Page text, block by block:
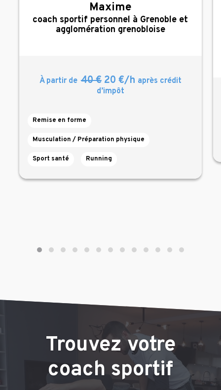
Maxime
,
coach sportif personnel à Grenoble et
agglomération grenobloise
À partir de 40 €20 €/h après crédit
d’impôt
Remise en forme
Musculation / Préparation physique
Sport santé Running
Trouvez votre
coach sportif